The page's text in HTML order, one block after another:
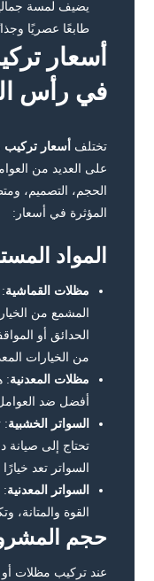
يضيف لمسة
طابعًا عصريًا
أسعار
في رأس
تختلف أسعار
على العديد من
الحجم، التصميم،
المؤثرة في أسعار:
المواد
مظلات القماشية
المشمع من
الحدائق أو
من الخيارات
مظلات المعدنية:
أفضل ضد
السواتر الخشبية:
تحتاج إلى صيانة
السواتر تعد
السواتر المعدنية:
القوة والمتانة،
حجم
عند تركيب مظلات أو